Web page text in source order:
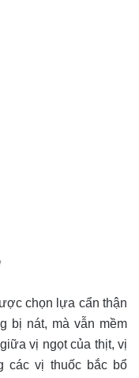
chọn lựa cẩn thận
bị nát, mà vẫn mềm
vị ngọt của thịt, vị
các vị thuốc bắc bổ